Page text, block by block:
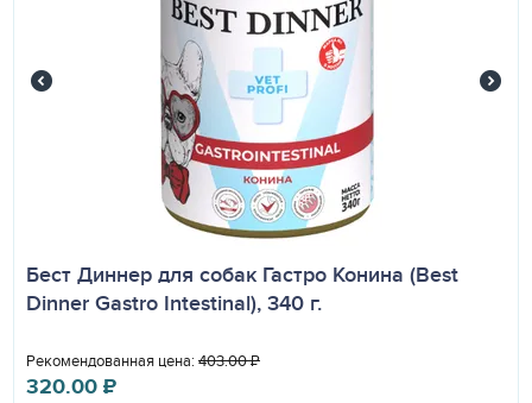
Бест Диннер для собак Гастро Конина (Best
Dinner Gastro Intestinal), 340 г.
Рекомендованная цена: 403.00₽
320.00₽